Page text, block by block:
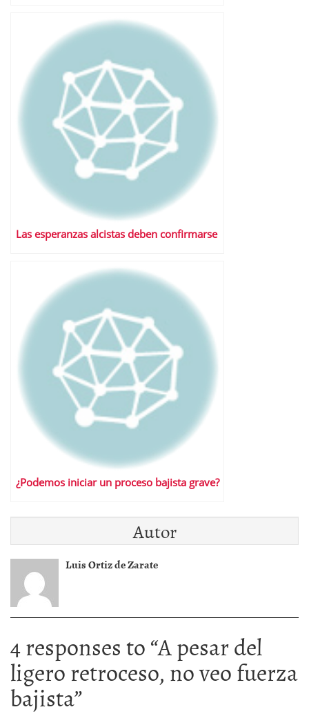
Las esperanzas alcistas deben confirmarse
¿Podemos iniciar un proceso bajista grave?
Autor
Luis Ortiz de Zarate
4 responses to “A pesar del
ligero retroceso, no veo fuerza
bajista”